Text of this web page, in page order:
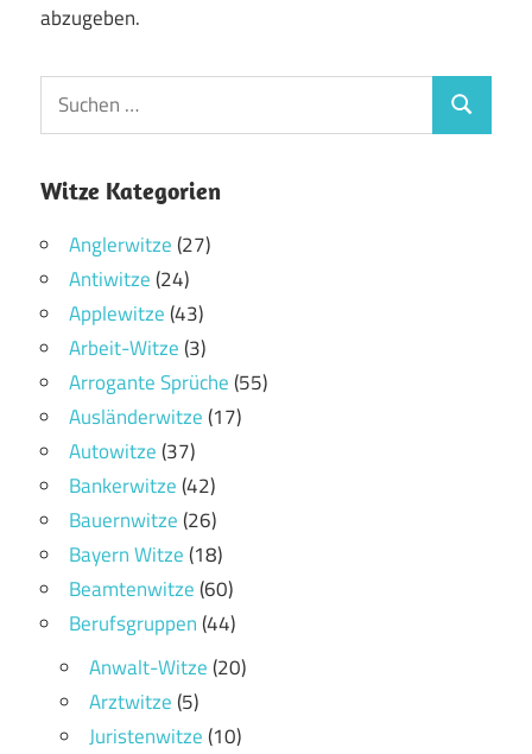
abzugeben.
Witze Kategorien
Anglerwitze(27)
Antiwitze(24)
Applewitze(43)
Arbeit-Witze(3)
Arrogante Sprüche(55)
Ausländerwitze(17)
Autowitze(37)
Bankerwitze(42)
Bauernwitze(26)
Bayern Witze(18)
Beamtenwitze(60)
Berufsgruppen(44)
Anwalt-Witze(20)
Arztwitze(5)
Juristenwitze(10)